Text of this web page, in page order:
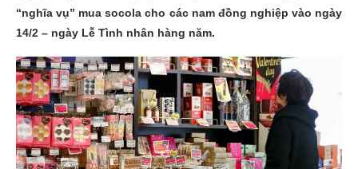
“nghĩa vụ” mua socola cho các nam đồng nghiệp vào ngày
14/2 – ngày Lễ Tình nhân hàng năm.